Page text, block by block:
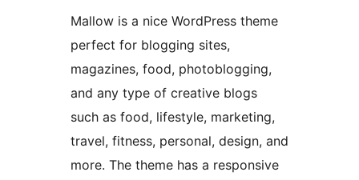
Mallow is a nice WordPress theme
perfect for blogging sites,
magazines, food, photoblogging,
and any type of creative blogs
such as food, lifestyle, marketing,
travel, fitness, personal, design, and
more. The theme has a responsive